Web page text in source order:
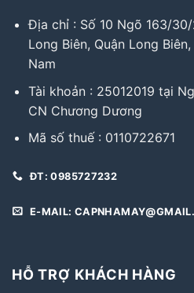
Địa chỉ : Số 10 Ngõ 163/
Long Biên, Quận Long
Nam
Tài khoản : 25012019 tại
CN Chương Dương
Mã số thuế : 0110722671
ĐT: 0985727232
E-MAIL:
HỖ TRỢ KHÁCH HÀNG